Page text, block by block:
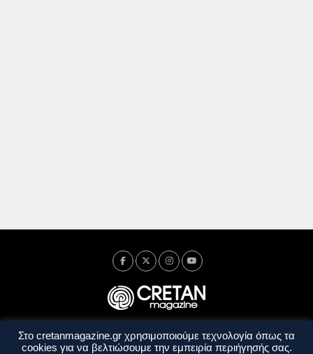
Ταυτότητα Πολιτική Απορρήτου
Όροι Χρήσης
Όροι και Προϋποθέσεις
Στο cretanmagazine.gr χρησιμοποιούμε τεχνολογία όπως τα
cookies για να βελτιώσουμε την εμπειρία περιήγησής σας.